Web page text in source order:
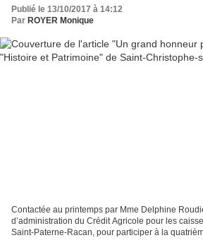
Publié le 13/10/2017 à 14:12
Par ROYER Monique
Contactée au printemps par Mme Delphine
d’administration du Crédit Agricole pour les
Saint-Paterne-Racan, pour participer à la